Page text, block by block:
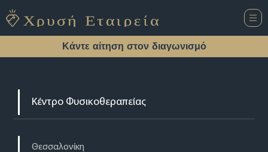
Κάντε αίτηση στον διαγωνισμό